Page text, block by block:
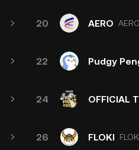
20 AERO AERO
22 Pudgy
24 OFFICIAL
26 FLOKI